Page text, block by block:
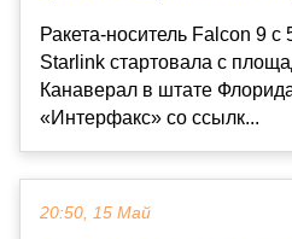
Ракета-носитель Falcon 9 с
Starlink стартовала с
Канаверал в штате
«Интерфакс» со ссылк...
20:50, 15 Май